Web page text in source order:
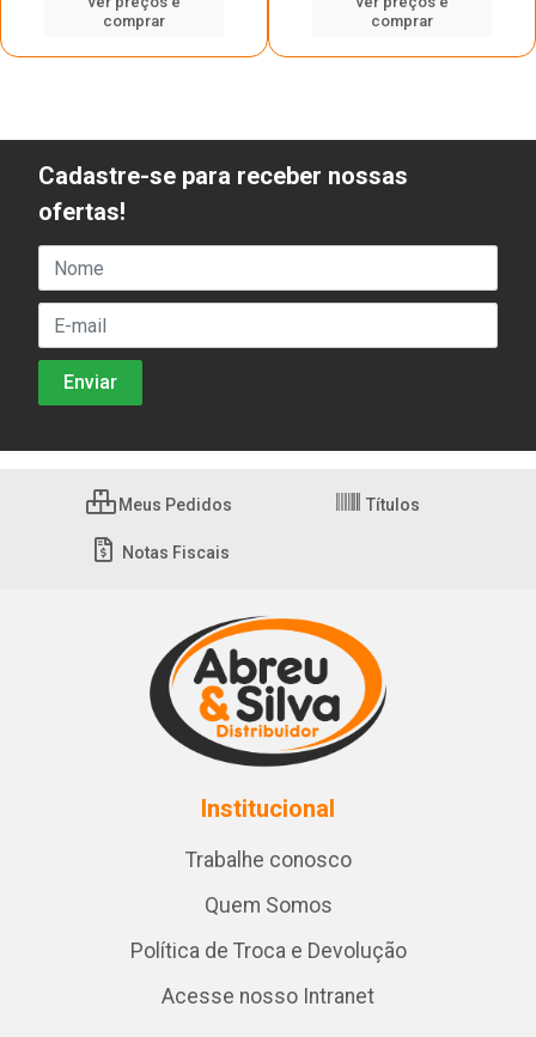
comprar
comprar
Cadastre-se para receber nossas
ofertas!
Meus Pedidos Títulos
Notas Fiscais
Institucional
Trabalhe conosco
Quem Somos
Política de Troca e Devolução
Acesse nosso Intranet